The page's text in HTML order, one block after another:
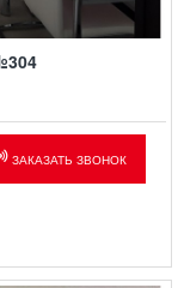
ЗАКАЗАТЬ ЗВОНОК